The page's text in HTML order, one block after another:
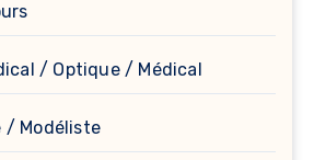
/ Optique / Médical
/ Modéliste